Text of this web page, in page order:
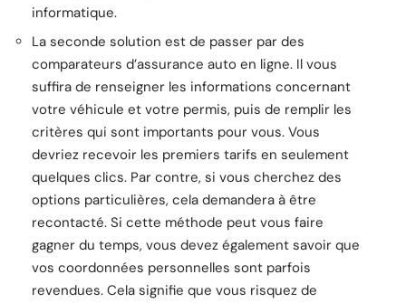
informatique.
La seconde solution est de passer par des
comparateurs d’assurance auto en ligne. Il vous
suffira de renseigner les informations concernant
votre véhicule et votre permis, puis de remplir les
critères qui sont importants pour vous. Vous
devriez recevoir les premiers tarifs en seulement
quelques clics. Par contre, si vous cherchez des
options particulières, cela demandera à être
recontacté. Si cette méthode peut vous faire
gagner du temps, vous devez également savoir que
vos coordonnées personnelles sont parfois
revendues. Cela signifie que vous risquez de